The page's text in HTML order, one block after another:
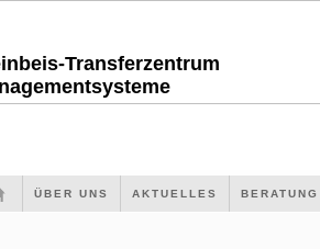
Transferzentrum
ÜBER UNS AKTUELLES